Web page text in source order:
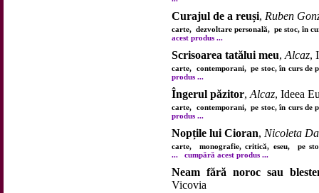
Curajul de a reuși, Ruben
carte, dezvoltare personală, pe stoc, în
acest produs ...
Scrisoarea tatălui meu, Alcaz,
carte, contemporani, pe stoc, în curs
produs ...
Îngerul păzitor, Alcaz, Ideea
carte, contemporani, pe stoc, în curs
produs ...
Nopțile lui Cioran, Nicoleta
carte, monografie, critică, eseu, pe
...
cumpără acest produs ...
Neam fără noroc sau
Vicovia